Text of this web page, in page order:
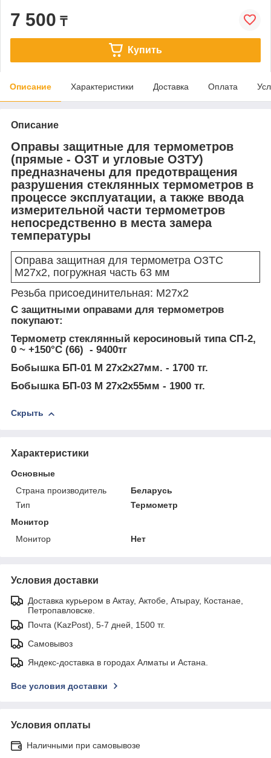
7 500 ₸
Купить
Описание Характеристики Доставка Оплата
Описание
Оправы защитные для термометров
(прямые - ОЗТ и угловые ОЗТУ)
предназначены для предотвращения
разрушения стеклянных термометров в
процессе эксплуатации, а также ввода
измерительной части термометров
непосредственно в места замера
температуры
Оправа защитная для термометра ОЗТС
М27х2, погружная часть 63 мм
Резьба присоединительная: М27x2
С защитными оправами для термометров
покупают:
Термометр стеклянный керосиновый типа СП-2,
0 ~ +150°C (66) - 9400тг
Бобышка БП-01 М 27х2х27мм. - 1700 тг.
Бобышка БП-03 М 27х2х55мм - 1900 тг.
Скрыть
Характеристики
Основные
Страна производитель
Беларусь
Тип
Термометр
Монитор
Монитор
Нет
Условия доставки
Доставка курьером в Актау, Актобе, Атырау, Костанае,
Петропавловске.
Почта (KazPost), 5-7 дней, 1500 тг.
Самовывоз
Яндекс-доставка в городах Алматы и Астана.
Все условия доставки
Условия оплаты
Наличными при самовывозе